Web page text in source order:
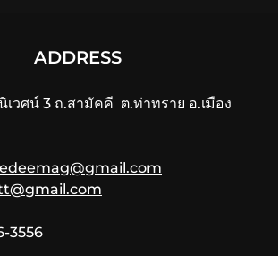
ADDRESS
เวศน์ 3 ถ.สามัคคี ต.ท่าทราย อ.เมือง
3556